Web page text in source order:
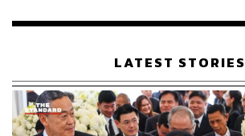
เรือนไทยที่ถูกซุกไว้
LATEST STORIES